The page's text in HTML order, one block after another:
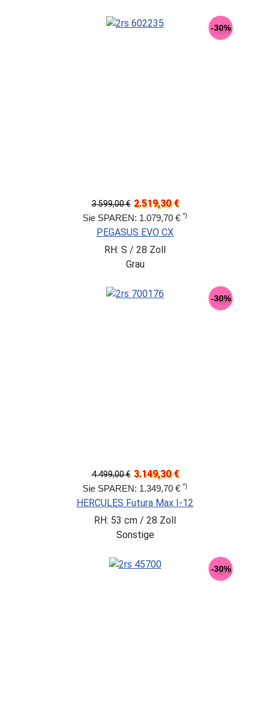
-30%
3.599,00 € 2.519,30 €
Sie SPAREN: 1.079,70 € *)
PEGASUS EVO CX
RH: S / 28 Zoll
Grau
-30%
4.499,00 € 3.149,30 €
Sie SPAREN: 1.349,70 € *)
HERCULES Futura Max I-12
RH: 53 cm / 28 Zoll
Sonstige
-30%